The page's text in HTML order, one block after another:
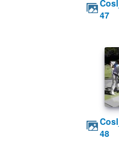
cosl_spillfest_2011
47
cosl_spillfest_2011
48